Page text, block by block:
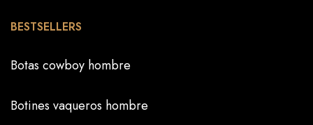
BESTSELLERS
Botas cowboy hombre
Botines vaqueros hombre